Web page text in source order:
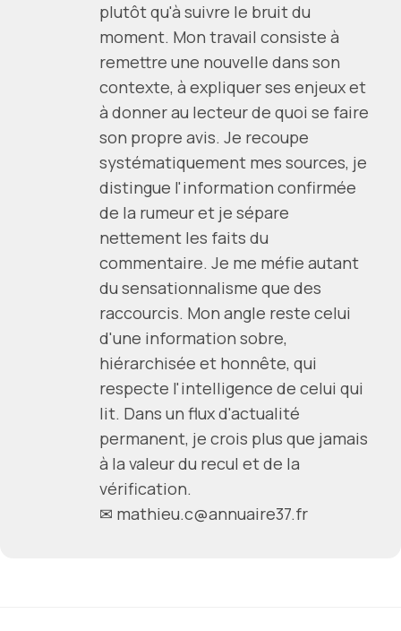
plutôt qu'à suivre le bruit du
moment. Mon travail consiste à
remettre une nouvelle dans son
contexte, à expliquer ses enjeux et
à donner au lecteur de quoi se faire
son propre avis. Je recoupe
systématiquement mes sources, je
distingue l'information confirmée
de la rumeur et je sépare
nettement les faits du
commentaire. Je me méfie autant
du sensationnalisme que des
raccourcis. Mon angle reste celui
d'une information sobre,
hiérarchisée et honnête, qui
respecte l'intelligence de celui qui
lit. Dans un flux d'actualité
permanent, je crois plus que jamais
à la valeur du recul et de la
vérification.
✉ mathieu.c@annuaire37.fr